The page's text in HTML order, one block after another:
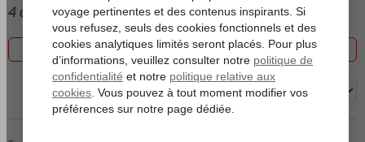
4 offres
Filtrez les 4 offres
Trier par: